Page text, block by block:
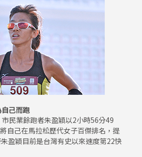
己而跑
民業餘跑者朱盈穎以2小時56分49
自己在馬拉松歷代女子百傑排名，提
盈穎目前是台灣有史以來速度第22快